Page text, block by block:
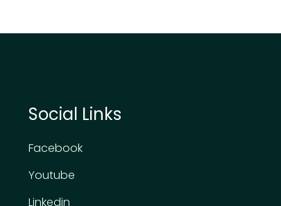
Social Links
Facebook
Youtube
Linkedin